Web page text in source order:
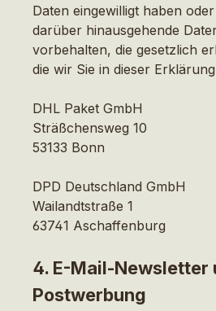
Daten eingewilligt haben
darüber hinausgehende
vorbehalten, die gesetzlich
die wir Sie in dieser
DHL Paket GmbH
Sträßchensweg 10
53133 Bonn
DPD Deutschland GmbH
Wailandtstraße 1
63741 Aschaffenburg
4. E-Mail-Newsletter
Postwerbung